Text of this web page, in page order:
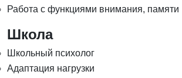
Работа с функциями внимания, памяти
Школа
Школьный психолог
Адаптация нагрузки